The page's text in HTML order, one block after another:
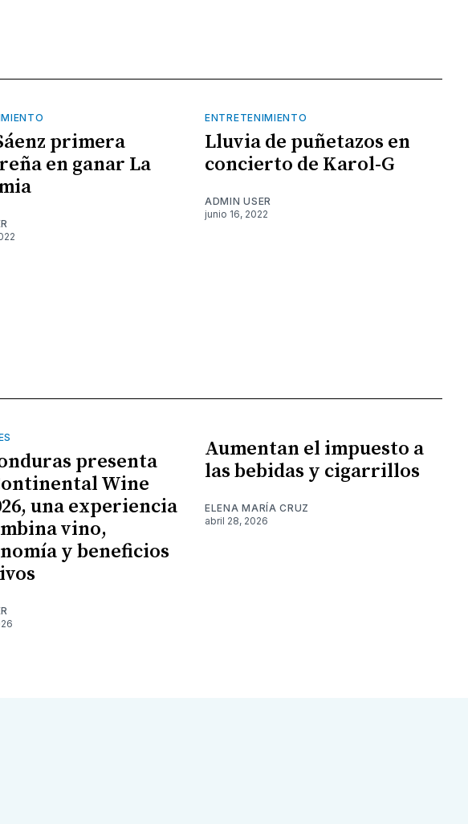
primera
en ganar La
ENTRETENIMIENTO
Lluvia de puñetazos en
concierto de Karol-G
ADMIN USER
junio 16, 2022
presenta
Wine
una experiencia
vino,
y beneficios
Aumentan el impuesto a
las bebidas y cigarrillos
ELENA MARÍA CRUZ
abril 28, 2026